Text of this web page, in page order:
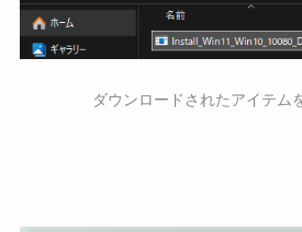
ダウンロードされたアイテム